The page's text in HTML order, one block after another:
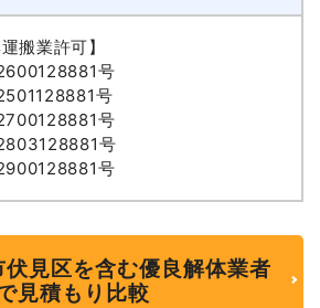
搬業許可】
号
号
号
号
号
見区を含む優良解体業者
見積もり比較